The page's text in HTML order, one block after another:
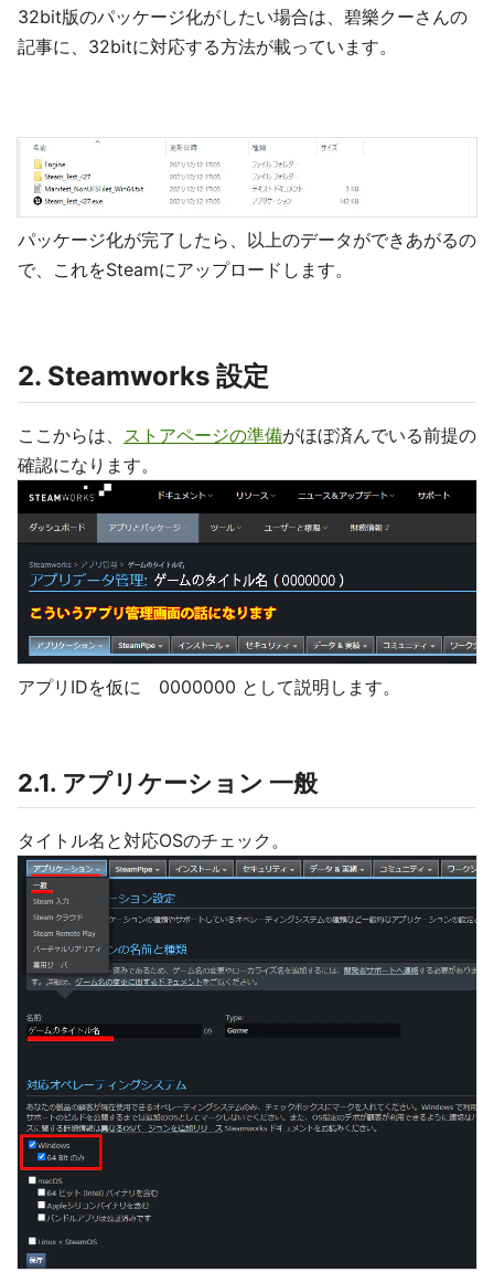
32bit版のパッケージ化がしたい場合は、碧樂クーさんの
記事に、32bitに対応する方法が載っています。
パッケージ化が完了したら、以上のデータができあがるの
で、これをSteamにアップロードします。
2. Steamworks 設定
ここからは、 ストアページの準備がほぼ済んでいる前提の
確認になります。
アプリIDを仮に 0000000 として説明します。
2.1. アプリケーション 一般
タイトル名と対応OSのチェック。